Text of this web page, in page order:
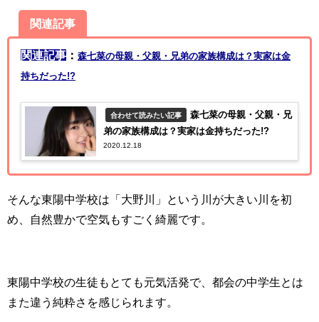
関連記事
関連記事 ： 森七菜の母親・父親・兄弟の家族構成は？実家は金
持ちだった!?
合わせて読みたい記事
森七菜の母親・父親・兄
弟の家族構成は？実家は金持ちだった!?
2020.12.18
そんな東陽中学校は「大野川」という川が大きい川を初
め、自然豊かで空気もすごく綺麗です。
東陽中学校の生徒もとても元気活発で、都会の中学生とは
また違う純粋さを感じられます。